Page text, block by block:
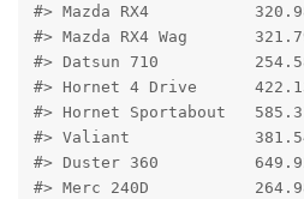
#> Mazda RX4
#> Mazda RX4 Wag
#> Datsun 710
#> Hornet 4 Drive
#> Hornet Sportabout
#> Valiant
#> Duster 360
#> Merc 240D